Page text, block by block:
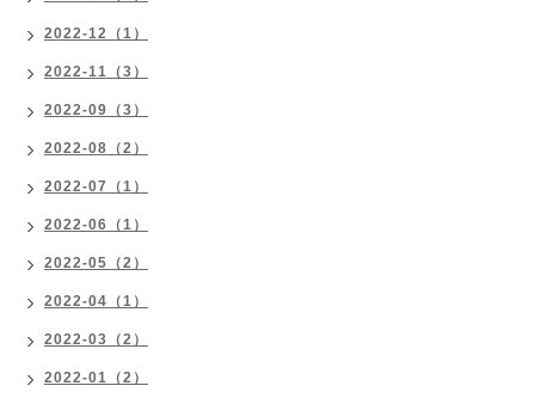
2022-12（1）
2022-11（3）
2022-09（3）
2022-08（2）
2022-07（1）
2022-06（1）
2022-05（2）
2022-04（1）
2022-03（2）
2022-01（2）